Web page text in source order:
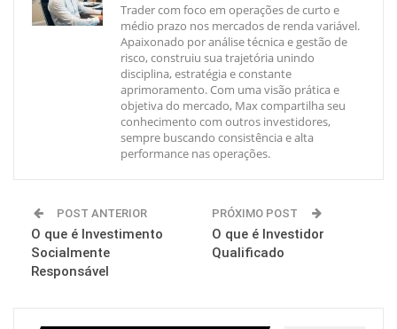
Trader com foco em operações de curto e
médio prazo nos mercados de renda variável.
Apaixonado por análise técnica e gestão de
risco, construiu sua trajetória unindo
disciplina, estratégia e constante
aprimoramento. Com uma visão prática e
objetiva do mercado, Max compartilha seu
conhecimento com outros investidores,
sempre buscando consistência e alta
performance nas operações.
POST ANTERIOR
O que é Investimento
Socialmente
Responsável
PRÓXIMO POST
O que é Investidor
Qualificado